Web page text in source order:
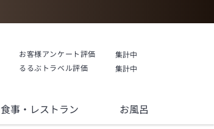
お客様アンケート評価
集計中
るるぶトラベル評価
集計中
食事 ・レストラン お風呂